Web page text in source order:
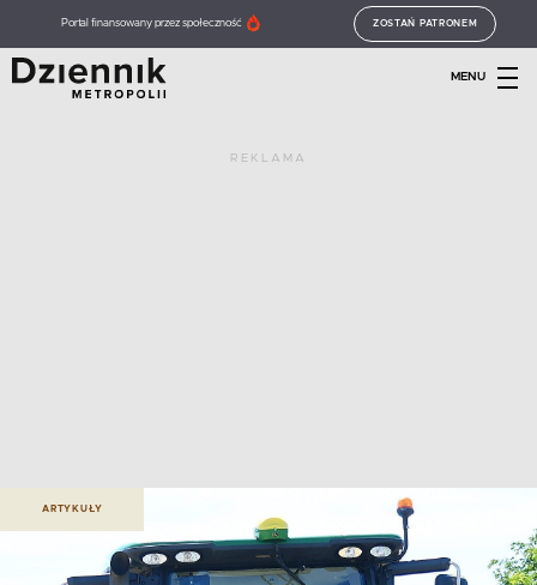
Portal finansowany przez społeczność ZOSTAŃ PATRONEM
MENU
REKLAMA
ARTYKUŁY